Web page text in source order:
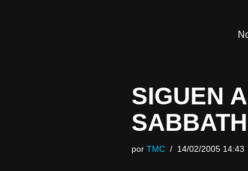
SIGUEN
SABBATH
por TMC 14/02/2005 14:43